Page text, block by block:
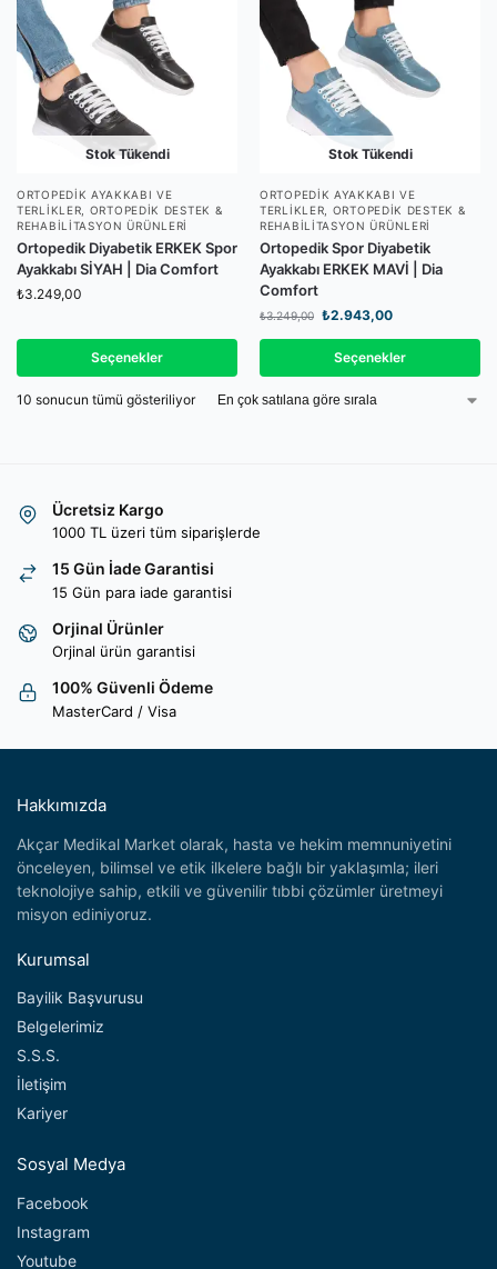
Stok Tükendi
ORTOPEDIK AYAKKABI VE
TERLIKLER
ORTOPEDIK DESTEK &
REHABILITASYON ÜRÜNLERI
Ortopedik Diyabetik ERKEK Spor
Ayakkabı SİYAH | Dia Comfort
₺3.249,00
Seçenekler
Stok Tükendi
ORTOPEDIK AYAKKABI VE
TERLIKLER
ORTOPEDIK DESTEK &
REHABILITASYON ÜRÜNLERI
Ortopedik Spor Diyabetik
Ayakkabı ERKEK MAVİ | Dia
Comfort
₺3.249,00 ₺2.943,00
Seçenekler
10 sonucun tümü gösteriliyor
Ücretsiz Kargo
1000 TL üzeri tüm siparişlerde
15 Gün İade Garantisi
15 Gün para iade garantisi
Orjinal Ürünler
Orjinal ürün garantisi
100% Güvenli Ödeme
MasterCard / Visa
Hakkımızda
Akçar Medikal Market olarak, hasta ve hekim memnuniyetini
önceleyen, bilimsel ve etik ilkelere bağlı bir yaklaşımla; ileri
teknolojiye sahip, etkili ve güvenilir tıbbi çözümler üretmeyi
misyon ediniyoruz.
Kurumsal
Bayilik Başvurusu
Belgelerimiz
S.S.S.
İletişim
Kariyer
Sosyal Medya
Facebook
Instagram
Youtube